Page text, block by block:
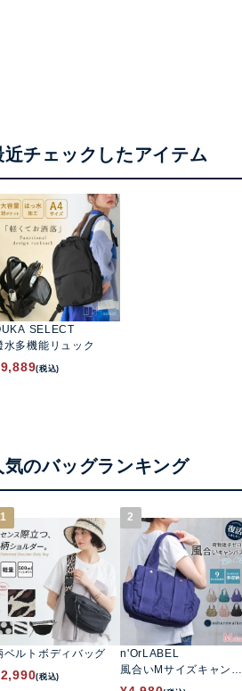
近チェックしたアイテム
SELECT
水多機能リュック
9,889(税込)
気のバッグランキング
1
ベルトボディバッグ
2,990(税込)
2
n'OrLABEL
風合いMサイズキャンバ
ストートバッグ